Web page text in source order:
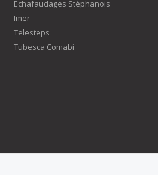
Echafaudages Stéphanois
Imer
Telesteps
Tubesca Comabi